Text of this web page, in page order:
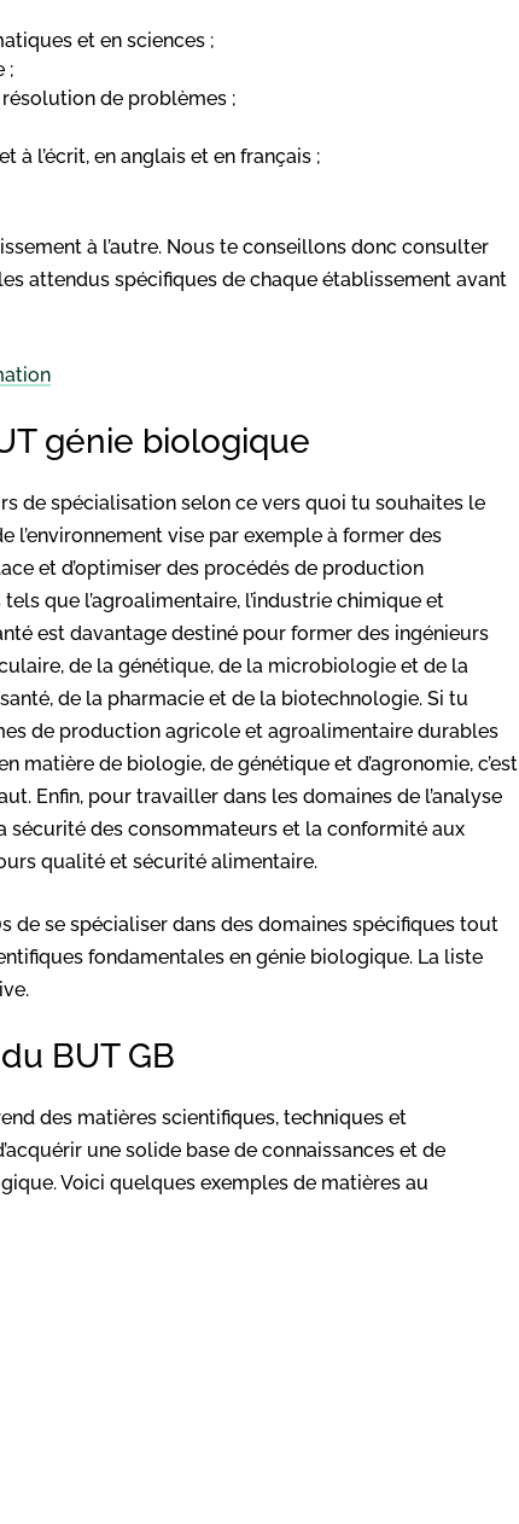
et en sciences ;
;
résolution de problèmes ;
à l’écrit, en anglais et en français ;
à l’autre. Nous te conseillons donc consulter
attendus spécifiques de chaque établissement avant
génie biologique
de spécialisation selon ce vers quoi tu souhaites le
l’environnement vise par exemple à former des
et d’optimiser des procédés de production
que l’agroalimentaire, l’industrie chimique et
est davantage destiné pour former des ingénieurs
de la génétique, de la microbiologie et de la
de la pharmacie et de la biotechnologie. Si tu
de production agricole et agroalimentaire durables
matière de biologie, de génétique et d’agronomie, c’est
Enfin, pour travailler dans les domaines de l’analyse
des consommateurs et la conformité aux
qualité et sécurité alimentaire.
de se spécialiser dans des domaines spécifiques tout
fondamentales en génie biologique. La liste
BUT GB
des matières scientifiques, techniques et
une solide base de connaissances et de
Voici quelques exemples de matières au